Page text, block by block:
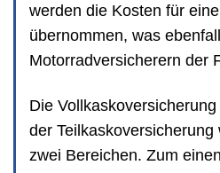
werden die Kosten für
übernommen, was
Motorradversicherern der
Die
der
zwei Bereichen. Zum einen